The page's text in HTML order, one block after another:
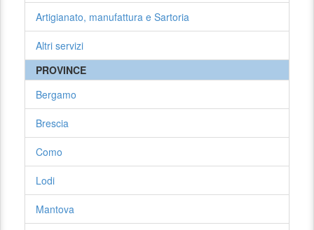
Artigianato, manufattura e Sartoria
Altri servizi
PROVINCE
Bergamo
Brescia
Como
Lodi
Mantova